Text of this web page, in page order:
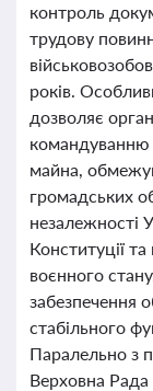
контроль
трудову
років.
дозволяє
командуванню
майна,
громадських
незалежності
Конституції
воєнного
забезпечення
стабільного
Паралельно з
Верховна